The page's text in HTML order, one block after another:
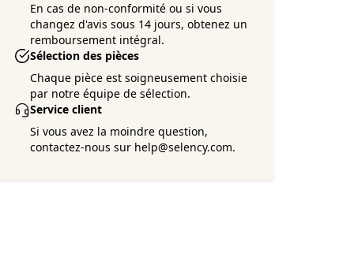
En cas de non-conformité ou si vous
changez d'avis sous 14 jours, obtenez un
remboursement intégral.
Sélection des pièces
Chaque pièce est soigneusement choisie
par notre équipe de sélection.
Service client
Si vous avez la moindre question,
contactez-nous sur help@selency.com.